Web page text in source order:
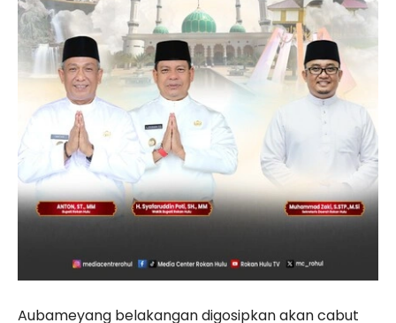
Aubameyang belakangan digosipkan akan cabut